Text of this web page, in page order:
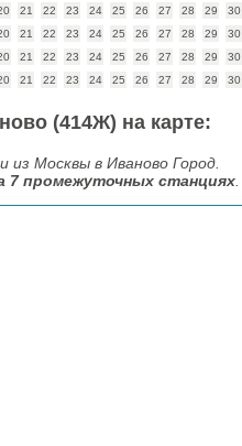
21 22 23 24 25 26 27 28 29 30
21 22 23 24 25 26 27 28 29 30
21 22 23 24 25 26 27 28 29 30
21 22 23 24 25 26 27 28 29 30
(414Ж) на карте:
Москвы в Иваново Город.
7 промежуточных станциях